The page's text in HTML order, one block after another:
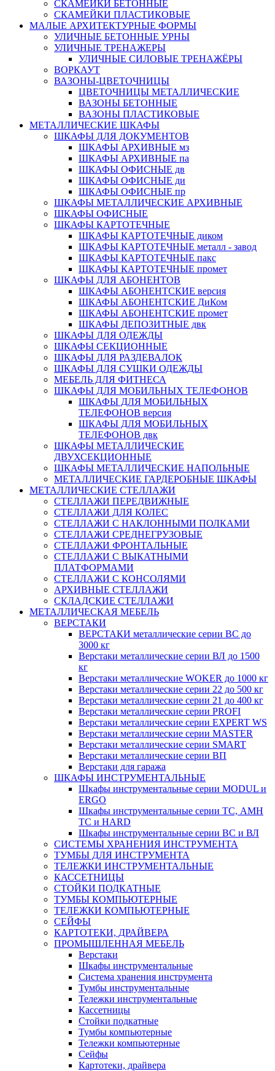
СКАМЕЙКИ БЕТОННЫЕ
СКАМЕЙКИ ПЛАСТИКОВЫЕ
МАЛЫЕ АРХИТЕКТУРНЫЕ ФОРМЫ
УЛИЧНЫЕ БЕТОННЫЕ УРНЫ
УЛИЧНЫЕ ТРЕНАЖЕРЫ
УЛИЧНЫЕ СИЛОВЫЕ ТРЕНАЖЁРЫ
ВОРКАУТ
ВАЗОНЫ-ЦВЕТОЧНИЦЫ
ЦВЕТОЧНИЦЫ МЕТАЛЛИЧЕСКИЕ
ВАЗОНЫ БЕТОННЫЕ
ВАЗОНЫ ПЛАСТИКОВЫЕ
МЕТАЛЛИЧЕСКИЕ ШКАФЫ
ШКАФЫ ДЛЯ ДОКУМЕНТОВ
ШКАФЫ АРХИВНЫЕ мз
ШКАФЫ АРХИВНЫЕ па
ШКАФЫ ОФИСНЫЕ дв
ШКАФЫ ОФИСНЫЕ ди
ШКАФЫ ОФИСНЫЕ пр
ШКАФЫ МЕТАЛЛИЧЕСКИЕ АРХИВНЫЕ
ШКАФЫ ОФИСНЫЕ
ШКАФЫ КАРТОТЕЧНЫЕ
ШКАФЫ КАРТОТЕЧНЫЕ диком
ШКАФЫ КАРТОТЕЧНЫЕ металл - завод
ШКАФЫ КАРТОТЕЧНЫЕ пакс
ШКАФЫ КАРТОТЕЧНЫЕ промет
ШКАФЫ ДЛЯ АБОНЕНТОВ
ШКАФЫ АБОНЕНТСКИЕ версия
ШКАФЫ АБОНЕНТСКИЕ ДиКом
ШКАФЫ АБОНЕНТСКИЕ промет
ШКАФЫ ДЕПОЗИТНЫЕ двк
ШКАФЫ ДЛЯ ОДЕЖДЫ
ШКАФЫ СЕКЦИОННЫЕ
ШКАФЫ ДЛЯ РАЗДЕВАЛОК
ШКАФЫ ДЛЯ СУШКИ ОДЕЖДЫ
МЕБЕЛЬ ДЛЯ ФИТНЕСА
ШКАФЫ ДЛЯ МОБИЛЬНЫХ ТЕЛЕФОНОВ
ШКАФЫ ДЛЯ МОБИЛЬНЫХ
ТЕЛЕФОНОВ версия
ШКАФЫ ДЛЯ МОБИЛЬНЫХ
ТЕЛЕФОНОВ двк
ШКАФЫ МЕТАЛЛИЧЕСКИЕ
ДВУХСЕКЦИОННЫЕ
ШКАФЫ МЕТАЛЛИЧЕСКИЕ НАПОЛЬНЫЕ
МЕТАЛЛИЧЕСКИЕ ГАРДЕРОБНЫЕ ШКАФЫ
МЕТАЛЛИЧЕСКИЕ СТЕЛЛАЖИ
СТЕЛЛАЖИ ПЕРЕДВИЖНЫЕ
СТЕЛЛАЖИ ДЛЯ КОЛЕС
СТЕЛЛАЖИ С НАКЛОННЫМИ ПОЛКАМИ
СТЕЛЛАЖИ СРЕДНЕГРУЗОВЫЕ
СТЕЛЛАЖИ ФРОНТАЛЬНЫЕ
СТЕЛЛАЖИ С ВЫКАТНЫМИ
ПЛАТФОРМАМИ
СТЕЛЛАЖИ С КОНСОЛЯМИ
АРХИВНЫЕ СТЕЛЛАЖИ
СКЛАДСКИЕ СТЕЛЛАЖИ
МЕТАЛЛИЧЕСКАЯ МЕБЕЛЬ
ВЕРСТАКИ
ВЕРСТАКИ металлические серии ВС до
3000 кг
Верстаки металлические серии ВЛ до 1500
кг
Верстаки металлические WOKER до 1000 кг
Верстаки металлические серии 22 до 500 кг
Верстаки металлические серии 21 до 400 кг
Верстаки металлические серии PROFI
Верстаки металлические серии EXPERT WS
Верстаки металлические серии MASTER
Верстаки металлические серии SMART
Верстаки металлические серии ВП
Верстаки для гаража
ШКАФЫ ИНСТРУМЕНТАЛЬНЫЕ
Шкафы инструментальные серии MODUL и
ERGO
Шкафы инструментальные серии ТС, АМН
ТС и HARD
Шкафы инструментальные серии ВС и ВЛ
СИСТЕМЫ ХРАНЕНИЯ ИНСТРУМЕНТА
ТУМБЫ ДЛЯ ИНСТРУМЕНТА
ТЕЛЕЖКИ ИНСТРУМЕНТАЛЬНЫЕ
КАССЕТНИЦЫ
СТОЙКИ ПОДКАТНЫЕ
ТУМБЫ КОМПЬЮТЕРНЫЕ
ТЕЛЕЖКИ КОМПЬЮТЕРНЫЕ
СЕЙФЫ
КАРТОТЕКИ, ДРАЙВЕРА
ПРОМЫШЛЕННАЯ МЕБЕЛЬ
Верстаки
Шкафы инструментальные
Система хранения инструмента
Тумбы инструментальные
Тележки инструментальные
Кассетницы
Стойки подкатные
Тумбы компьютерные
Тележки компьютерные
Сейфы
Картотеки, драйвера